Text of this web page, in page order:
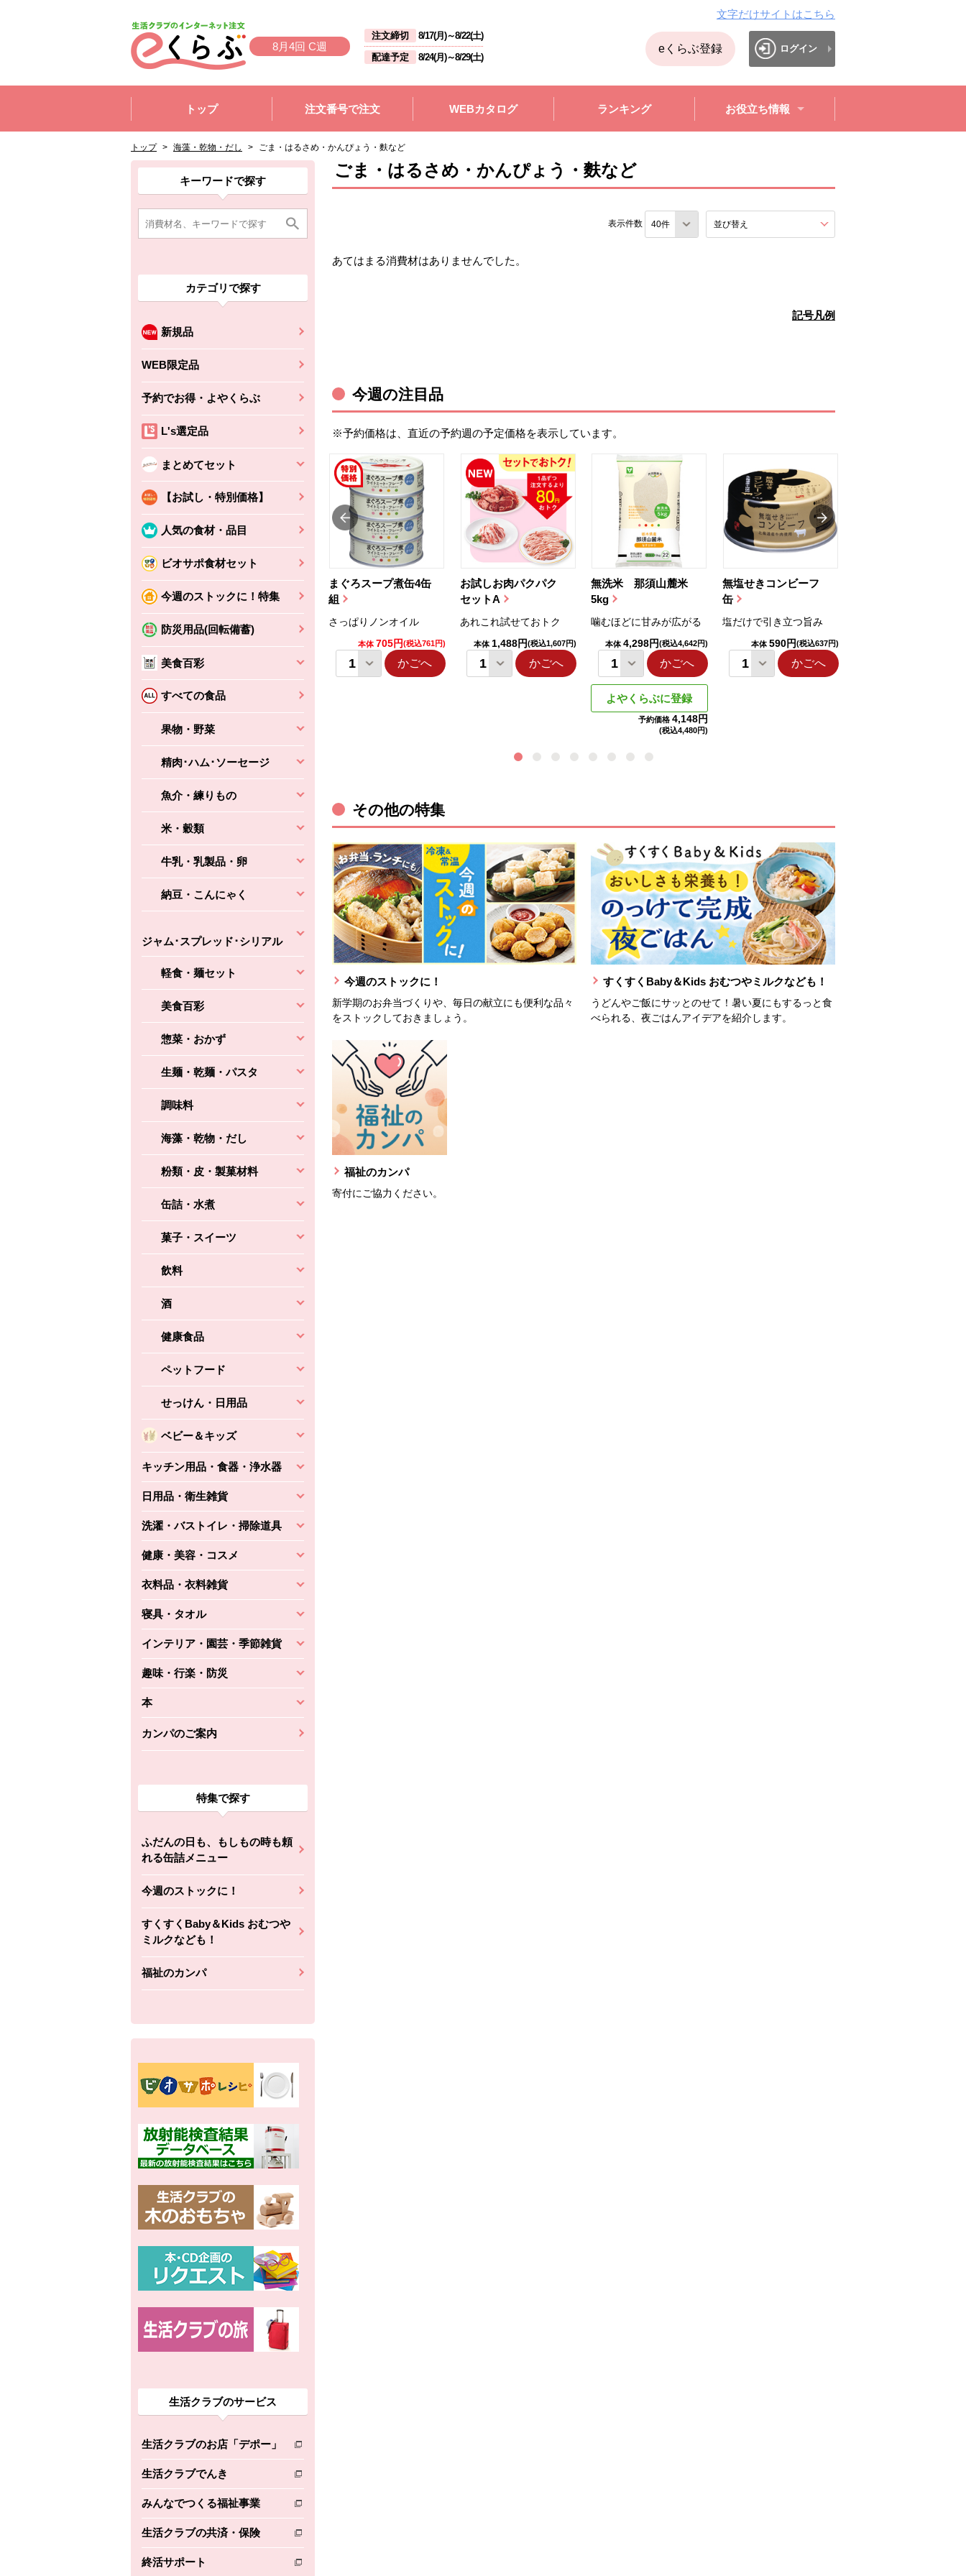
8月4回 C週
注文締切 8/17(月)～8/22(土)
配達予定
8/24(月)～8/29(土)
文字だけサイトはこちら
eくらぶ登録 ログイン
トップ
注文番号で注文 WEBカタログ ランキング お役立ち情報
トップ > 海藻・乾物・だし > ごま・はるさめ・かんぴょう・麩など
ここから消費材検索メニューです。
キーワードで探す
カテゴリで探す
新規品
WEB限定品
予約でお得・よやくらぶ
L's選定品
まとめてセット
【お試し・特別価格】
人気の食材・品目
ビオサポ食材セット
今週のストックに！特集
防災用品(回転備蓄)
美食百彩
すべての食品
果物・野菜
精肉･ハム･ソーセージ
魚介・練りもの
米・穀類
牛乳・乳製品・卵
納豆・こんにゃく
ジャム･スプレッド･シリアル
軽食・麺セット
美食百彩
惣菜・おかず
生麺・乾麺・パスタ
調味料
海藻・乾物・だし
粉類・皮・製菓材料
缶詰・水煮
菓子・スイーツ
飲料
酒
健康食品
ペットフード
せっけん・日用品
ベビー＆キッズ
キッチン用品・食器・浄水器
日用品・衛生雑貨
洗濯・バストイレ・掃除道具
健康・美容・コスメ
衣料品・衣料雑貨
寝具・タオル
インテリア・園芸・季節雑貨
趣味・行楽・防災
本
カンパのご案内
特集で探す
ふだんの日も、もしもの時も頼
れる缶詰メニュー
今週のストックに！
すくすくBaby＆Kids おむつや
ミルクなども！
福祉のカンパ
消費材検索メニューここまで。
ここから本文です。
ここから組合員向けメニューです。
生活クラブのサービス
生活クラブのお店「デポー」
別のウィンドウで開きます。
生活クラブでんき
別のウィンドウで開きます。
みんなでつくる福祉事業
別のウィンドウで開きます。
生活クラブの共済・保険
別のウィンドウで開きます。
終活サポート
別のウィンドウで開きます。
組合員向けメニューここまで。
ここから本文です。 ごま・はるさめ・かんぴょう・麩など
表示件数 並び替え
あてはまる消費材はありませんでした。
記号凡例
今週の注目品
※予約価格は、直近の予約週の予定価格を表示しています。
まぐろスープ煮缶4缶
組
さっぱりノンオイル
本体 705円(税込761円)
かごへ
お試しお肉パクパク
セットA
あれこれ試せておトク
本体 1,488円(税込1,607円)
かごへ
無洗米 那須山麓米
5kg
噛むほどに甘みが広がる
本体 4,298円(税込4,642円)
かごへ
よやくらぶに登録
予約価格 4,148円
(税込4,480円)
無塩せきコンビーフ
缶
塩だけで引き立つ旨み
本体 590円(税込637円)
かごへ
ちょこっと揚げ（香
えびの風味がぶわっ！
かごへ
バルサミコ
本体2,160円 (税込2,333円)
かごへ
その他の特集
今週のストックに！
新学期のお弁当づくりや、毎日の献立にも便利な品々
をストックしておきましょう。
すくすくBaby＆Kids おむつやミルクなども！
うどんやご飯にサッとのせて！暑い夏にもするっと食
べられる、夜ごはんアイデアを紹介します。
福祉のカンパ
寄付にご協力ください。